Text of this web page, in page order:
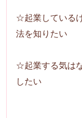
☆起業している
法を知りたい
☆起業する気は
したい